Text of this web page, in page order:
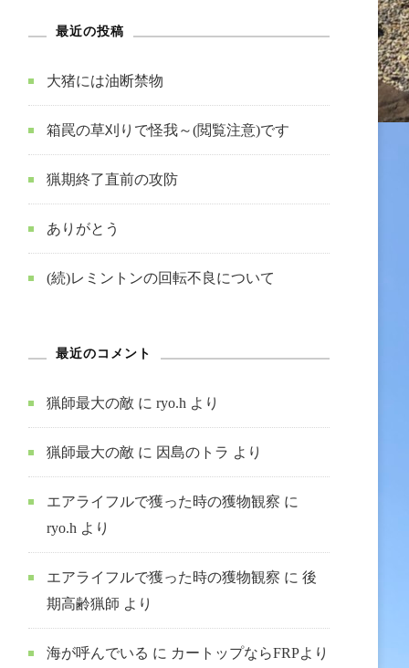
最近の投稿
大猪には油断禁物
箱罠の草刈りで怪我～(閲覧注意)です
猟期終了直前の攻防
ありがとう
(続)レミントンの回転不良について
最近のコメント
猟師最大の敵 に ryo.h より
猟師最大の敵 に 因島のトラ より
エアライフルで獲った時の獲物観察 に
ryo.h より
エアライフルで獲った時の獲物観察 に 後
期高齢猟師 より
海が呼んでいる に カートップならFRPより